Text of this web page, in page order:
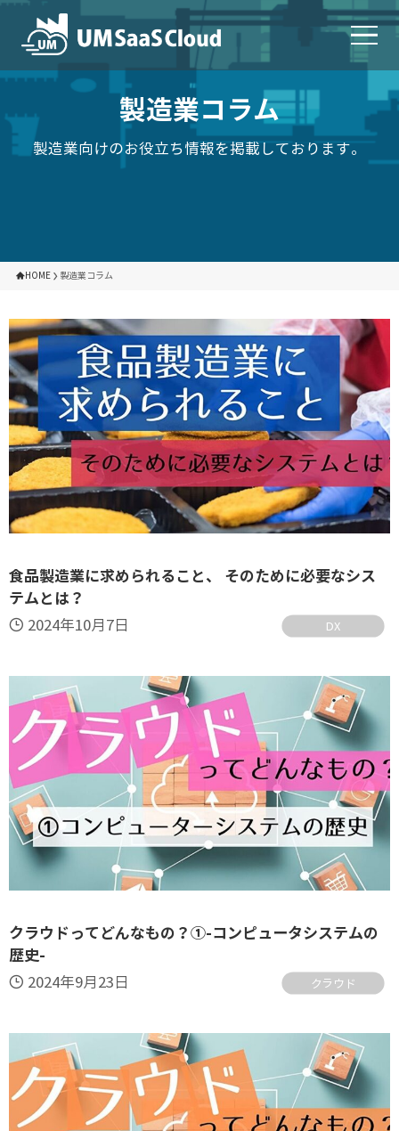
製造業コラム
製造業向けのお役立ち情報を掲載しております。
HOME 製造業コラム
食品製造業に求められること、 そのために必要なシス
テムとは？
2024年10月7日 DX
クラウドってどんなもの？①-コンピュータシステムの
歴史-
2024年9月23日 クラウド